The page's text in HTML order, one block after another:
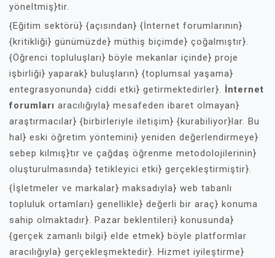
yöneltmiş}tir.
{Eğitim sektörü} {açısından} {İnternet forumlarının}
{kritikliği} günümüzde} müthiş biçimde} çoğalmıştır}.
{Öğrenci topluluşları} böyle mekanlar içinde} proje
işbirliği} yaparak} buluşların} {toplumsal yaşama}
entegrasyonunda} ciddi etki} getirmektedirler}. İnternet
forumları aracılığıyla} mesafeden ibaret olmayan}
araştırmacılar} {birbirleriyle iletişim} {kurabiliyor}lar. Bu
hal} eski öğretim yöntemini} yeniden değerlendirmeye}
sebep kılmış}tır ve çağdaş öğrenme metodolojilerinin}
oluşturulmasında} tetikleyici etki} gerçekleştirmiştir}.
{İşletmeler ve markalar} maksadıyla} web tabanlı
topluluk ortamları} genellikle} değerli bir araç} konuma
sahip olmaktadır}. Pazar beklentileri} konusunda}
{gerçek zamanlı bilgi} elde etmek} böyle platformlar
aracılığıyla} gerçekleşmektedir}. Hizmet iyileştirme}